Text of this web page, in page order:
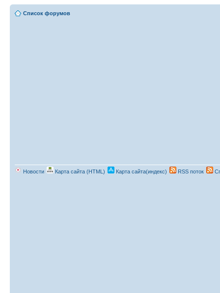
Список форумов
Новости Карта сайта (HTML) Карта сайта(индекс) RSS поток